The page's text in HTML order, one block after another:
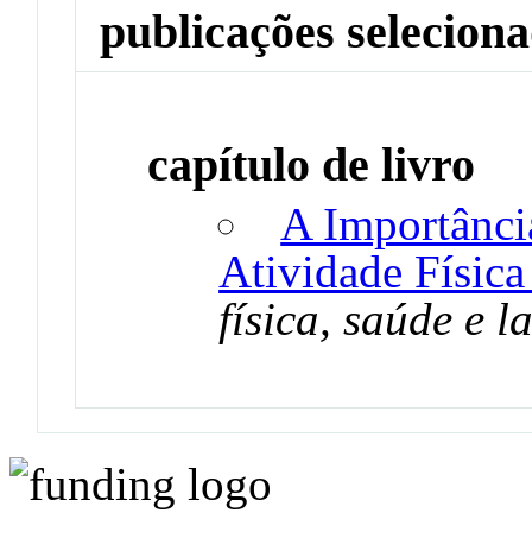
publicações
capítulo de livro
A
Atividade Física
física, saúde e